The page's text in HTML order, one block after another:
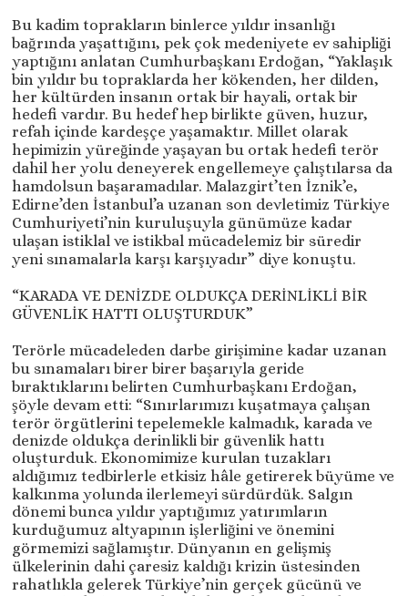
Bu kadim toprakların binlerce yıldır insanlığı
bağrında yaşattığını, pek çok medeniyete ev sahipliği
yaptığını anlatan Cumhurbaşkanı Erdoğan, “Yaklaşık
bin yıldır bu topraklarda her kökenden, her dilden,
her kültürden insanın ortak bir hayali, ortak bir
hedefi vardır. Bu hedef hep birlikte güven, huzur,
refah içinde kardeşçe yaşamaktır. Millet olarak
hepimizin yüreğinde yaşayan bu ortak hedefi terör
dahil her yolu deneyerek engellemeye çalıştılarsa da
hamdolsun başaramadılar. Malazgirt’ten İznik’e,
Edirne’den İstanbul’a uzanan son devletimiz Türkiye
Cumhuriyeti’nin kuruluşuyla günümüze kadar
ulaşan istiklal ve istikbal mücadelemiz bir süredir
yeni sınamalarla karşı karşıyadır” diye konuştu.
“KARADA VE DENİZDE OLDUKÇA DERİNLİKLİ BİR
GÜVENLİK HATTI OLUŞTURDUK”
Terörle mücadeleden darbe girişimine kadar uzanan
bu sınamaları birer birer başarıyla geride
bıraktıklarını belirten Cumhurbaşkanı Erdoğan,
şöyle devam etti: “Sınırlarımızı kuşatmaya çalışan
terör örgütlerini tepelemekle kalmadık, karada ve
denizde oldukça derinlikli bir güvenlik hattı
oluşturduk. Ekonomimize kurulan tuzakları
aldığımız tedbirlerle etkisiz hâle getirerek büyüme ve
kalkınma yolunda ilerlemeyi sürdürdük. Salgın
dönemi bunca yıldır yaptığımız yatırımların
kurduğumuz altyapının işlerliğini ve önemini
görmemizi sağlamıştır. Dünyanın en gelişmiş
ülkelerinin dahi çaresiz kaldığı krizin üstesinden
rahatlıkla gelerek Türkiye’nin gerçek gücünü ve